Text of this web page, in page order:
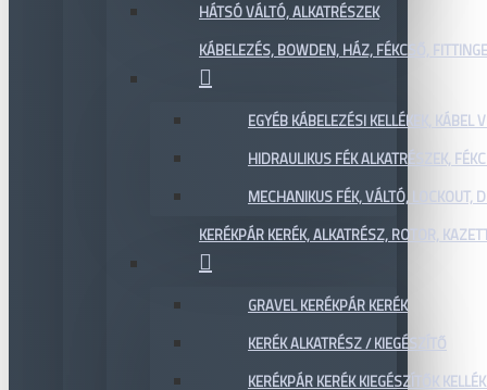
HÁTSÓ VÁLTÓ, ALKATRÉSZEK
KÁBELEZÉS, BOWDEN, HÁZ, FÉKCSŐ,
EGYÉB KÁBELEZÉSI KELLÉKEK,
HIDRAULIKUS FÉK ALKATRÉSZEK,
MECHANIKUS FÉK, VÁLTÓ, LOCKOUT,
KERÉKPÁR KERÉK, ALKATRÉSZ, ROTOR,
GRAVEL KERÉKPÁR KERÉK
KERÉK ALKATRÉSZ / KIEGÉSZÍTŐ
KERÉKPÁR KERÉK KIEGÉSZÍTŐK